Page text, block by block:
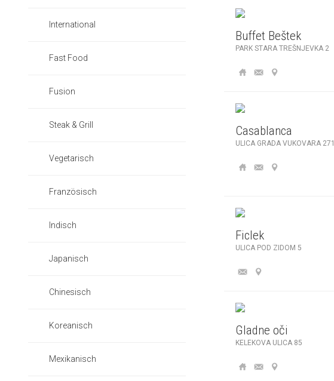
International
Fast Food
Fusion
Steak & Grill
Vegetarisch
Französisch
Indisch
Japanisch
Chinesisch
Koreanisch
Mexikanisch
Buffet Beštek
PARK STARA TREŠNJEVKA 2
Casablanca
ULICA GRADA VUKOVARA 271
Ficlek
ULICA POD ZIDOM 5
Gladne oči
KELEKOVA ULICA 85